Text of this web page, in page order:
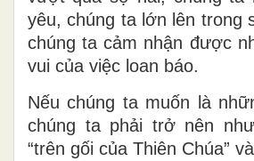
yêu, chúng ta lớn lên trong
chúng ta cảm nhận được
vui của việc loan báo.
Nếu chúng ta muốn là
chúng ta phải trở nên
“trên gối của Thiên Chúa”